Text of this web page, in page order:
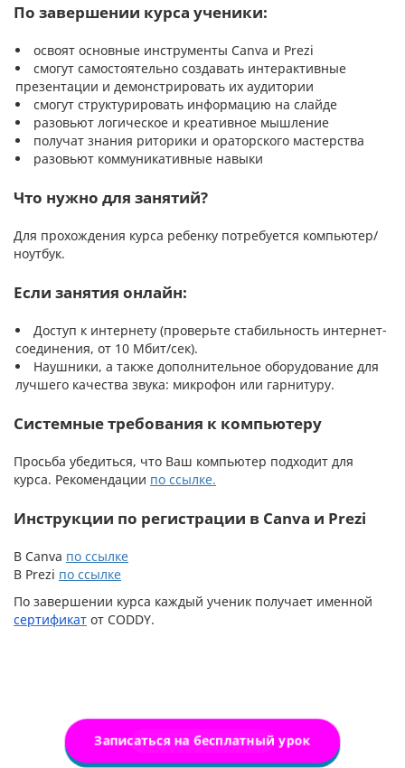
По завершении курса ученики:
освоят основные инструменты Canva и Prezi
смогут самостоятельно создавать интерактивные
презентации и демонстрировать их аудитории
смогут структурировать информацию на слайде
разовьют логическое и креативное мышление
получат знания риторики и ораторского мастерства
разовьют коммуникативные навыки
Что нужно для занятий?
Для прохождения курса ребенку потребуется компьютер/
ноутбук.
Если занятия онлайн:
Доступ к интернету (проверьте стабильность интернет-
соединения, от 10 Мбит/сек).
Наушники, а также дополнительное оборудование для
лучшего качества звука: микрофон или гарнитуру.
Системные требования к компьютеру
Просьба убедиться, что Ваш компьютер подходит для
курса. Рекомендации по ссылке.
Инструкции по регистрации в Canva и Prezi
В Canva по ссылке
В Prezi по ссылке
По завершении курса каждый ученик получает именной
сертификат от CODDY.
Записаться на бесплатный урок